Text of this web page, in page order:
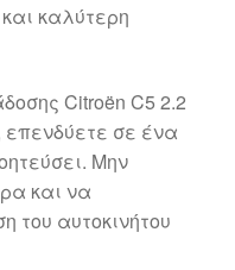
καλύτερη
Citroën C5 2.2
επενδύετε σε ένα
Μην
και να
του αυτοκινήτου